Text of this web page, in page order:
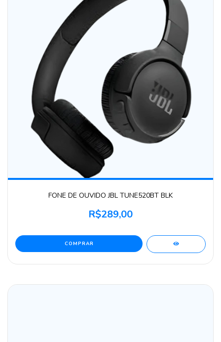
FONE DE OUVIDO JBL TUNE520BT BLK
R$289,00